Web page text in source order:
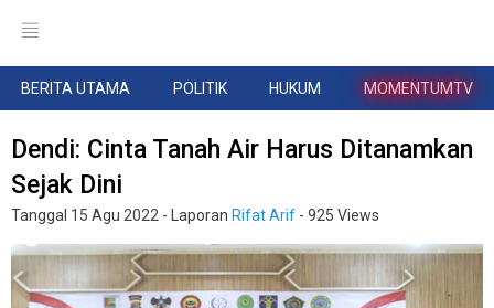
BERITA UTAMA POLITIK HUKUM MOMENTUMTV
Dendi: Cinta Tanah Air Harus Ditanamkan
Sejak Dini
Tanggal 15 Agu 2022 - Laporan Rifat Arif - 925 Views